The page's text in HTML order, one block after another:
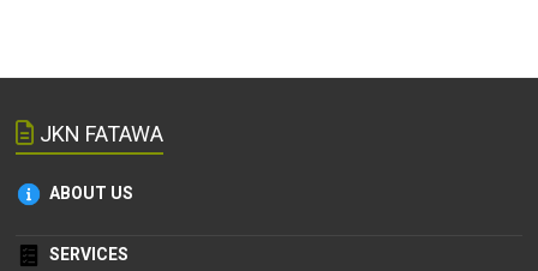
JKN FATAWA
ABOUT US
SERVICES